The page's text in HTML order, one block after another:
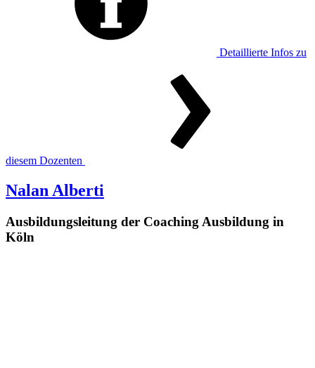
Detaillierte Infos zu
diesem Dozenten
Nalan Alberti
Ausbildungsleitung der Coaching Ausbildung in
Köln